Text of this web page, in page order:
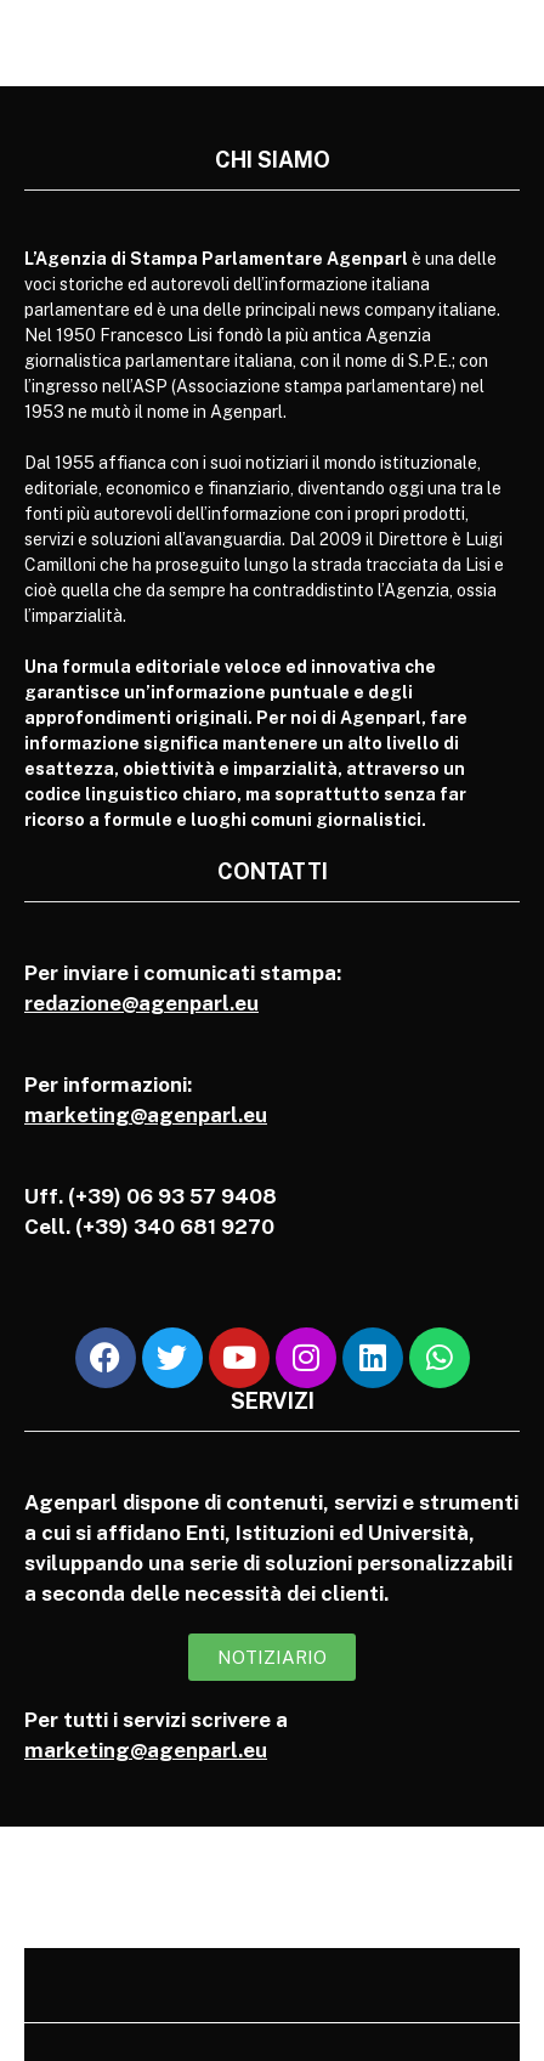
CHI SIAMO
L’Agenzia di Stampa Parlamentare Agenparl è una delle
voci storiche ed autorevoli dell’informazione italiana
parlamentare ed è una delle principali news company italiane.
Nel 1950 Francesco Lisi fondò la più antica Agenzia
giornalistica parlamentare italiana, con il nome di S.P.E.; con
l’ingresso nell’ASP (Associazione stampa parlamentare) nel
1953 ne mutò il nome in Agenparl.
Dal 1955 affianca con i suoi notiziari il mondo istituzionale,
editoriale, economico e finanziario, diventando oggi una tra le
fonti più autorevoli dell’informazione con i propri prodotti,
servizi e soluzioni all’avanguardia. Dal 2009 il Direttore è Luigi
Camilloni che ha proseguito lungo la strada tracciata da Lisi e
cioè quella che da sempre ha contraddistinto l’Agenzia, ossia
l’imparzialità.
Una formula editoriale veloce ed innovativa che
garantisce un’informazione puntuale e degli
approfondimenti originali. Per noi di Agenparl, fare
informazione significa mantenere un alto livello di
esattezza, obiettività e imparzialità, attraverso un
codice linguistico chiaro, ma soprattutto senza far
ricorso a formule e luoghi comuni giornalistici.
CONTATTI
Per inviare i comunicati stampa:
redazione@agenparl.eu
Per informazioni:
marketing@agenparl.eu
Uff. (+39) 06 93 57 9408
Cell. (+39) 340 681 9270
SERVIZI
Agenparl dispone di contenuti, servizi e strumenti
a cui si affidano Enti, Istituzioni ed Università,
sviluppando una serie di soluzioni personalizzabili
a seconda delle necessità dei clienti.
NOTIZIARIO
Per tutti i servizi scrivere a
marketing@agenparl.eu